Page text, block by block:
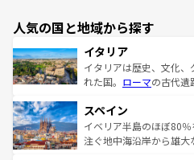
人気の国と地域から探す
イタリア
イタリアは歴史、文化
れた国。 ローマの古代遺
ろん、トスカーナの美し
景など、自然景観も見
ピザやパスタなど、絶品
スペイン
イベリア半島のほぼ80
注ぐ地中海沿岸から雄大